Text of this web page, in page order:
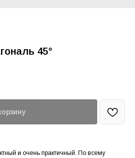
45°
и очень практичный. По всему